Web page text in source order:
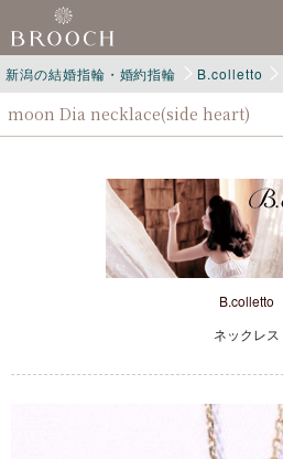
新潟の結婚指輪・婚約指輪 B.colletto
moon Dia necklace(side heart)
B.colletto
ネックレス